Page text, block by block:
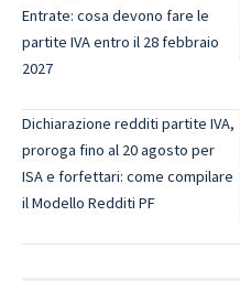
Entrate: cosa devono fare le
partite IVA entro il 28 febbraio
2027
Dichiarazione redditi partite IVA,
proroga fino al 20 agosto per
ISA e forfettari: come compilare
il Modello Redditi PF